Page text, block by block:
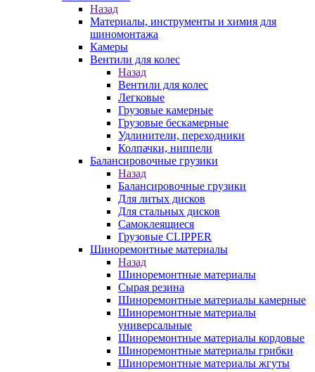
Назад
Материалы, инструменты и химия для
шиномонтажа
Камеры
Вентили для колес
Назад
Вентили для колес
Легковые
Грузовые камерные
Грузовые бескамерные
Удлинители, переходники
Колпачки, ниппели
Балансировочные грузики
Назад
Балансировочные грузики
Для литых дисков
Для стальных дисков
Самоклеящиеся
Грузовые CLIPPER
Шиноремонтные материалы
Назад
Шиноремонтные материалы
Сырая резина
Шиноремонтные материалы камерные
Шиноремонтные материалы
универсальные
Шиноремонтные материалы кордовые
Шиноремонтные материалы грибки
Шиноремонтные материалы жгуты